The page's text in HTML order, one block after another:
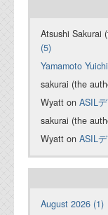
Atsushi Sakurai
(5)
Yamamoto Yuichi
sakurai (the
Wyatt on ASIL
sakurai (the
Wyatt on ASIL
August 2026 (1)